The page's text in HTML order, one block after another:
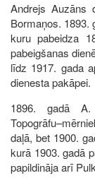
Andrejs Auzāns
Bormaņos. 1893.
kuru pabeidza
pabeigšanas
līdz 1917. gada
dienesta pakāpei.
1896. gadā A.
daļā, bet 1900.
kurā 1903. gadā
papildināja arī